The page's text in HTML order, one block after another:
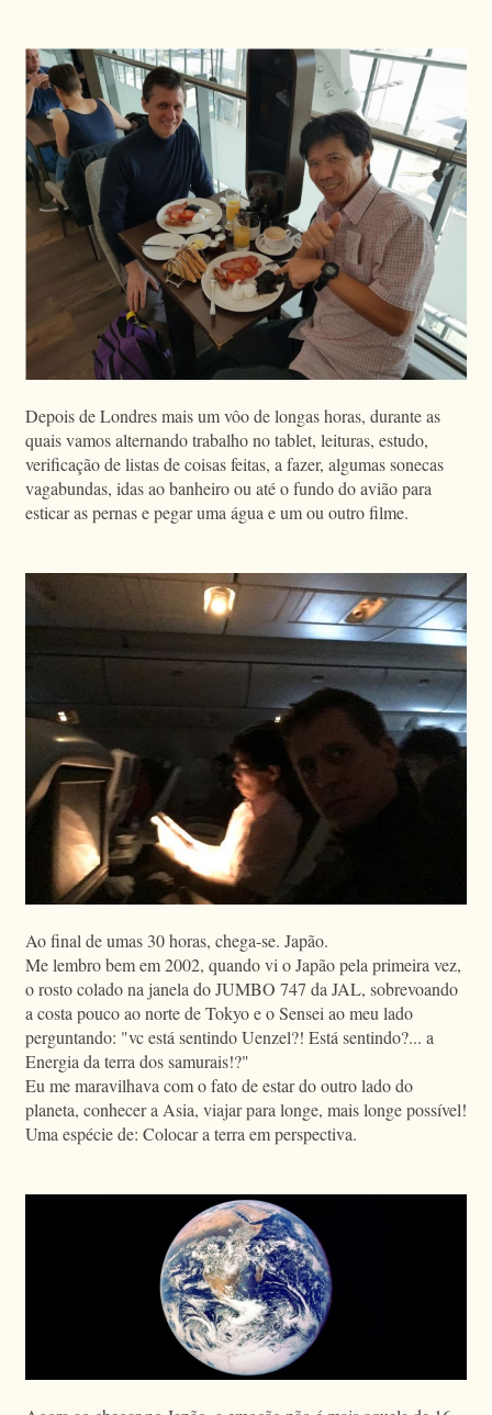
Depois de Londres mais um vôo de longas horas, durante as
quais vamos alternando trabalho no tablet, leituras, estudo,
verificação de listas de coisas feitas, a fazer, algumas sonecas
vagabundas, idas ao banheiro ou até o fundo do avião para
esticar as pernas e pegar uma água e um ou outro filme.
Ao final de umas 30 horas, chega-se. Japão.
Me lembro bem em 2002, quando vi o Japão pela primeira vez,
o rosto colado na janela do JUMBO 747 da JAL, sobrevoando
a costa pouco ao norte de Tokyo e o Sensei ao meu lado
perguntando: "vc está sentindo Uenzel?! Está sentindo?... a
Energia da terra dos samurais!?"
Eu me maravilhava com o fato de estar do outro lado do
planeta, conhecer a Asia, viajar para longe, mais longe possível!
Uma espécie de: Colocar a terra em perspectiva.